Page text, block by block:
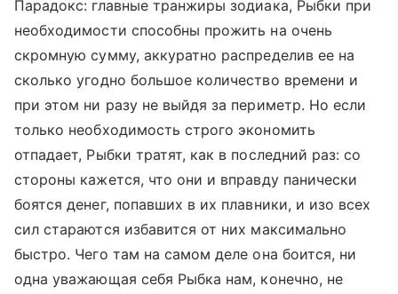
Парадокс: главные транжиры зодиака, Рыбки при
необходимости способны прожить на очень
скромную сумму, аккуратно распределив ее на
сколько угодно большое количество времени и
при этом ни разу не выйдя за периметр. Но если
только необходимость строго экономить
отпадает, Рыбки тратят, как в последний раз: со
стороны кажется, что они и вправду панически
боятся денег, попавших в их плавники, и изо всех
сил стараются избавится от них максимально
быстро. Чего там на самом деле она боится, ни
одна уважающая себя Рыбка нам, конечно, не